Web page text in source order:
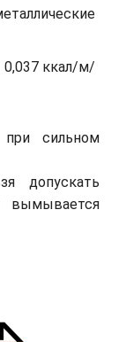
ккал/м/
сильном
допускать
вымывается